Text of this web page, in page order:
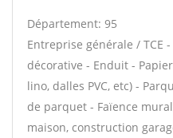
Département: 95
Entreprise générale / TCE
décorative - Enduit -
lino, dalles PVC, etc) -
de parquet - Faïence
maison, construction